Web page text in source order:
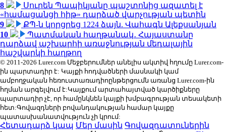
8
Սուրեն Պապիկյանը պաշտոնից ազատել է
«համացանցի հիթ» դարձած վարչության պետին
9
ՔՊ-ն կորցրեց 1224 ձայն. Վահագն Ալեքսանյան
10
Պատմական հաղթանակ․ Հայաստանը
դարձավ աշխարհի առաջնության մեդալային
հաշվարկի հաղթող
© 2011-2026 Lurer.com Մեջբերումներ անելիս ակտիվ հղումը Lurer.com-
ին պարտադիր է: Կայքի հոդվածների մասնակի կամ
ամբողջական հեռուստառադիոընթերցումն առանց Lurer.com-ին
հղման արգելվում է:Կայքում արտահայտված կարծիքները
պարտադիր չէ, որ համընկնեն կայքի խմբագրության տեսակետի
հետ:Գովազդների բովանդակության համար կայքը
պատասխանատվություն չի կրում:
Հետադարձ կապ Մեր մասին Գովազդատուներին